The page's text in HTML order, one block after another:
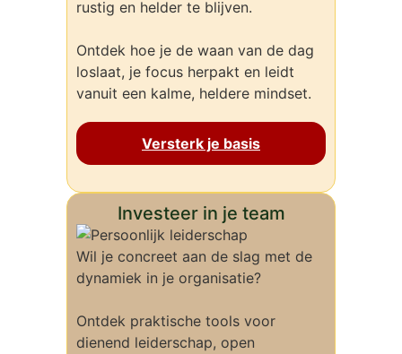
rustig en helder te blijven.
Ontdek hoe je de waan van de dag
loslaat, je focus herpakt en leidt
vanuit een kalme, heldere mindset.
Versterk je basis
Investeer in je team
Wil je concreet aan de slag met de
dynamiek in je organisatie?
Ontdek praktische tools voor
dienend leiderschap, open